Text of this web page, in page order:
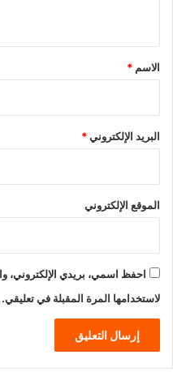
*
الاسم *
البريد الإلكتروني*
الموقع الإلكتروني
احفظ اسمي، بريدي الإلكتروني،
لاستخدامها المرة المقبلة في تعليقي.